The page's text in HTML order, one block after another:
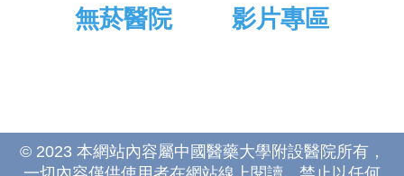
無菸醫院 影片專區
© 2023 本網站內容屬中國醫藥大學附設醫院所有，